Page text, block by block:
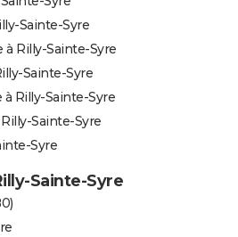
Sainte-Syre
Rilly-Sainte-Syre
Sainte-Syre
Rilly-Sainte-Syre
Sainte-Syre
Syre
Sainte-Syre